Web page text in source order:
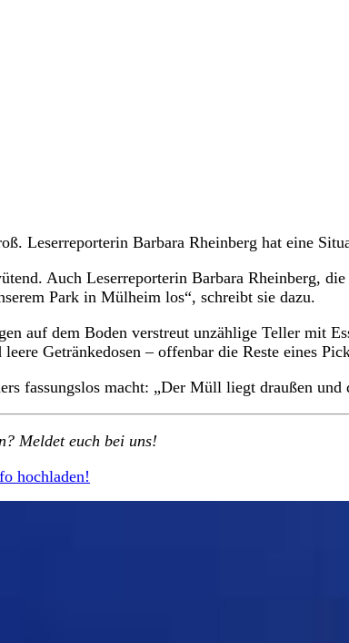
Leserreporterin Barbara Rheinberg hat eine
Auch Leserreporterin Barbara Rheinberg,
Park in Mülheim los“, schreibt sie dazu.
auf dem Boden verstreut unzählige Teller mit
Getränkedosen – offenbar die Reste eines
fassungslos macht: „Der Müll liegt draußen
Meldet euch bei uns!
hochladen!